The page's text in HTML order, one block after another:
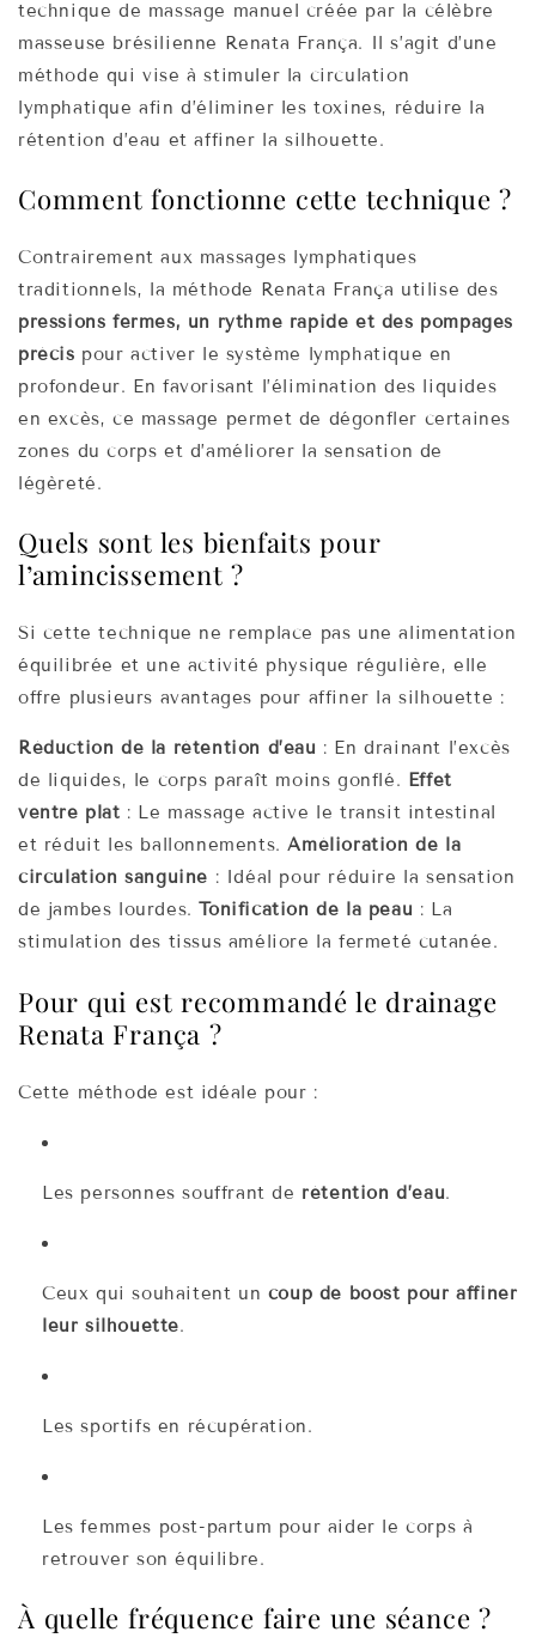
technique de massage manuel créée par la célèbre
masseuse brésilienne Renata França. Il s’agit d’une
méthode qui vise à stimuler la circulation
lymphatique afin d’éliminer les toxines, réduire la
rétention d’eau et affiner la silhouette.
Comment fonctionne cette technique ?
Contrairement aux massages lymphatiques
traditionnels, la méthode Renata França utilise des
pressions fermes, un rythme rapide et des pompages
précis pour activer le système lymphatique en
profondeur. En favorisant l’élimination des liquides
en excès, ce massage permet de dégonfler certaines
zones du corps et d’améliorer la sensation de
légèreté.
Quels sont les bienfaits pour
l’amincissement ?
Si cette technique ne remplace pas une alimentation
équilibrée et une activité physique régulière, elle
offre plusieurs avantages pour affiner la silhouette :
Réduction de la rétention d’eau : En drainant l’excès
de liquides, le corps paraît moins gonflé. Effet
ventre plat : Le massage active le transit intestinal
et réduit les ballonnements.Amélioration de la
circulation sanguine : Idéal pour réduire la sensation
de jambes lourdes.Tonification de la peau : La
stimulation des tissus améliore la fermeté cutanée.
Pour qui est recommandé le drainage
Renata França ?
Cette méthode est idéale pour :
Les personnes souffrant de rétention d’eau.
Ceux qui souhaitent un coup de boost pour affiner
leur silhouette.
Les sportifs en récupération.
Les femmes post-partum pour aider le corps à
retrouver son équilibre.
À quelle fréquence faire une séance ?